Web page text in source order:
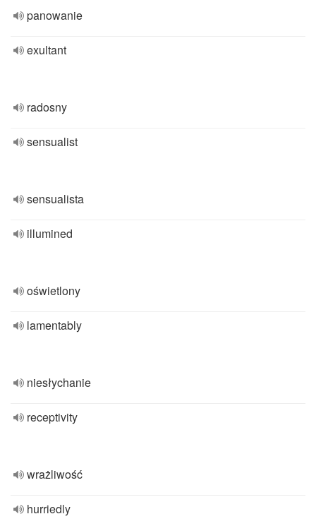
panowanie
exultant
radosny
sensualist
sensualista
illumined
oświetlony
lamentably
niesłychanie
receptivity
wrażliwość
hurriedly